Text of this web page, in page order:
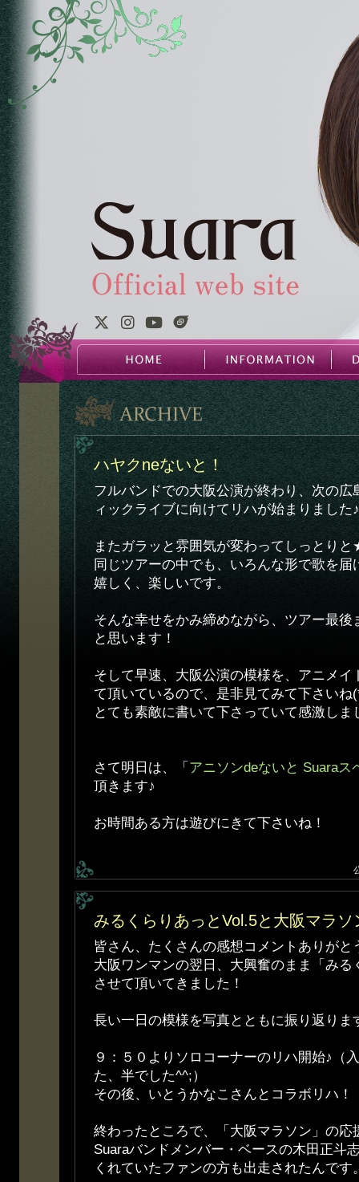
ハヤクneないと！
フルバンドでの大阪公演が終わり、次の広
ィックライブに向けてリハが始まりました♪
またガラッと雰囲気が変わってしっとり
同じツアーの中でも、いろんな形で歌を
嬉しく、楽しいです。
そんな幸せをかみ締めながら、ツアー最後
と思います！
そして早速、大阪公演の模様を、アニメイ
て頂いているので、是非見てみて下さいね
とても素敵に書いて下さっていて感激しま
さて明日は、「 アニソンdeないと Suaraス
頂きます♪
お時間ある方は遊びにきて下さいね！
みるくらりあっとVol.5と大阪マラソ
皆さん、たくさんの感想コメントありが
大阪ワンマンの翌日、大興奮のまま「みる
させて頂いてきました！
長い一日の模様を写真とともに振り返りま
９：５０よりソロコーナーのリハ開始♪（
た、半でした^^;）
その後、いとうかなこさんとコラボリハ！
終わったところで、「大阪マラソン」の
Suaraバンドメンバー・ベースの木田正斗
くれていたファンの方も出走されたんです